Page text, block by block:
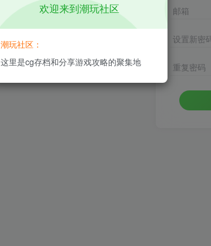
邮箱
设置新密
重复密码
欢迎来到潮玩社区
潮玩社区：
这里是cg存档和分享游戏攻略的聚集地